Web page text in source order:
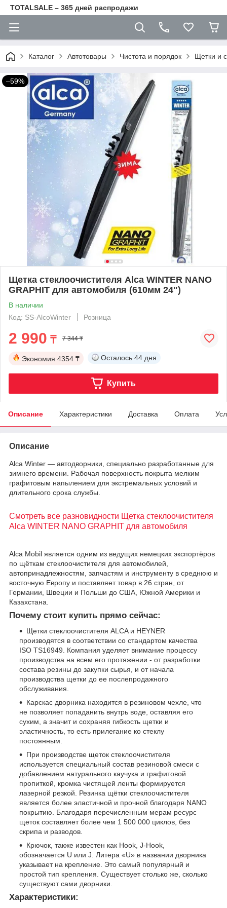
TOTALSALE – 365 дней распродажи
Каталог Автотовары Чистота и порядок Щетки и
–59%
Щетка стеклоочистителя Alca WINTER NANO
GRAPHIT для автомобиля (610мм 24")
В наличии
Код: SS-AlcoWinter
Розница
2 990 ₸ 7 344 ₸
Экономия 4354 ₸ Осталось 44 дня
Купить
Описание Характеристики Доставка Оплата
Описание
Alca Winter — автодворники, специально разработанные для
зимнего времени. Рабочая поверхность покрыта мелким
графитовым напылением для экстремальных условий и
длительного срока службы.
Смотреть все разновидности Щетка стеклоочистителя
Alca WINTER NANO GRAPHIT для автомобиля
Alca Mobil является одним из ведущих немецких экспортёров
по щёткам стеклоочистителя для автомобилей,
автопринадлежностям, запчастям и инструменту в среднюю и
восточную Европу и поставляет товар в 26 стран, от
Германии, Швеции и Польши до США, Южной Америки и
Казахстана.
Почему стоит купить прямо сейчас:
Щетки стеклоочистителя ALCA и HEYNER
производятся в соответствии со стандартом качества
ISO TS16949. Компания уделяет внимание процессу
производства на всем его протяжении - от разработки
состава резины до закупки сырья, и от начала
производства щетки до ее послепродажного
обслуживания.
Карскас дворника находится в резиновом чехле, что
не позволяет попаданить внутрь воде, оставляя его
сухим, а значит и сохраняя гибкость щетки и
эластичность, то есть прилегание ко стеклу
постоянным.
При производстве щеток стеклоочистителя
используется специальный состав резиновой смеси с
добавлением натурального каучука и графитовой
пропиткой, кромка чистящей ленты формируется
лазерной резкой. Резинка щётки стеклоочистителя
является более эластичной и прочной благодаря NANO
покрытию. Благодаря перечисленным мерам ресурс
щеток составляет более чем 1 500 000 циклов, без
скрипа и разводов.
Крючок, также известен как Hook, J-Hook,
обозначается U или J. Литера «U» в названии дворника
указывает на крепление. Это самый популярный и
простой тип крепления. Существует столько же, сколько
существуют сами дворники.
Характеристики: